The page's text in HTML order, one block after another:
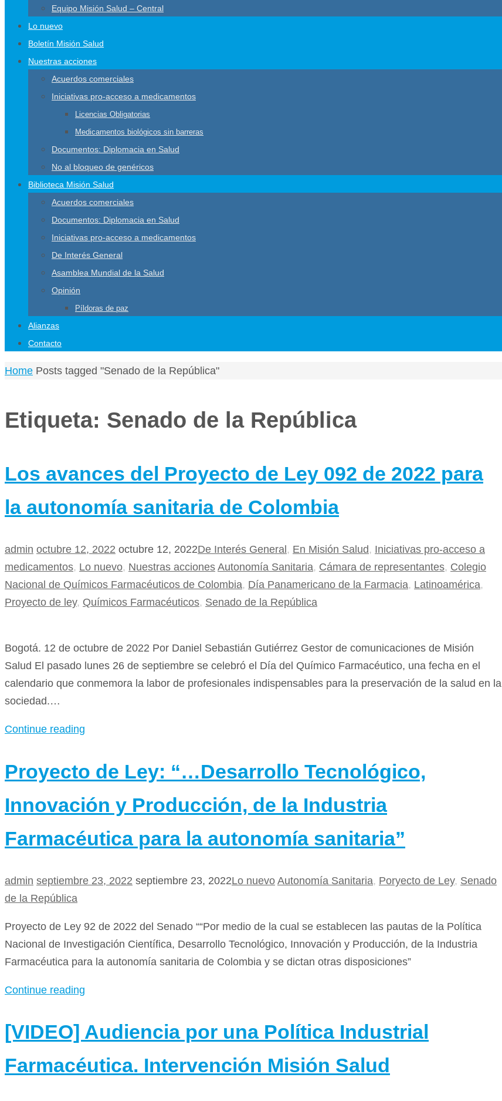
Equipo Misión Salud – Central
Lo nuevo
Boletín Misión Salud
Nuestras acciones
Acuerdos comerciales
Iniciativas pro-acceso a medicamentos
Licencias Obligatorias
Medicamentos biológicos sin barreras
Documentos: Diplomacia en Salud
No al bloqueo de genéricos
Biblioteca Misión Salud
Acuerdos comerciales
Documentos: Diplomacia en Salud
Iniciativas pro-acceso a medicamentos
De Interés General
Asamblea Mundial de la Salud
Opinión
Píldoras de paz
Alianzas
Contacto
Home Posts tagged "Senado de la República"
Etiqueta: Senado de la República
Los avances del Proyecto de Ley 092 de 2022 para
la autonomía sanitaria de Colombia
admin octubre 12, 2022 octubre 12, 2022De Interés General , En Misión Salud , Iniciativas pro-acceso a
medicamentos, Lo nuevo, Nuestras acciones Autonomía Sanitaria, Cámara de representantes, Colegio
Nacional de Químicos Farmacéuticos de Colombia, Día Panamericano de la Farmacia, Latinoamérica,
Proyecto de ley, Químicos Farmacéuticos, Senado de la República
Bogotá. 12 de octubre de 2022 Por Daniel Sebastián Gutiérrez Gestor de comunicaciones de Misión
Salud El pasado lunes 26 de septiembre se celebró el Día del Químico Farmacéutico, una fecha en el
calendario que conmemora la labor de profesionales indispensables para la preservación de la salud en la
sociedad.…
Continue reading
Proyecto de Ley: “…Desarrollo Tecnológico,
Innovación y Producción, de la Industria
Farmacéutica para la autonomía sanitaria”
admin septiembre 23, 2022 septiembre 23, 2022Lo nuevo Autonomía Sanitaria, Poryecto de Ley, Senado
de la República
Proyecto de Ley 92 de 2022 del Senado ““Por medio de la cual se establecen las pautas de la Política
Nacional de Investigación Científica, Desarrollo Tecnológico, Innovación y Producción, de la Industria
Farmacéutica para la autonomía sanitaria de Colombia y se dictan otras disposiciones”
Continue reading
[VIDEO] Audiencia por una Política Industrial
Farmacéutica. Intervención Misión Salud